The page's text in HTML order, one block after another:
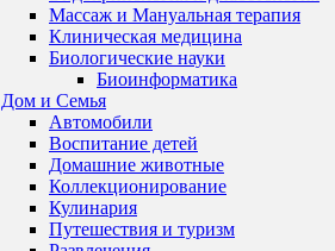
Массаж и Мануальная терапия
Клиническая медицина
Биологические науки
Биоинформатика
Дом и Семья
Автомобили
Воспитание детей
Домашние животные
Коллекционирование
Кулинария
Путешествия и туризм